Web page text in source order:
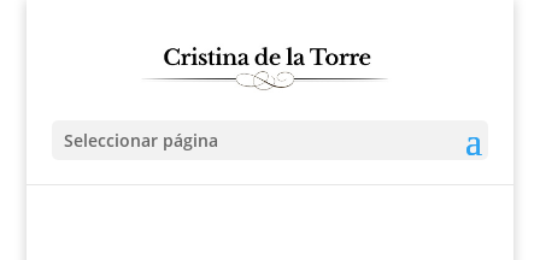
Seleccionar página